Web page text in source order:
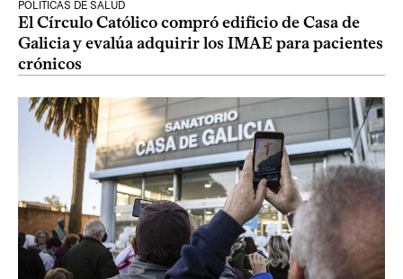
POLÍTICAS DE SALUD
El Círculo Católico compró edificio de Casa de
Galicia y evalúa adquirir los IMAE para pacientes
crónicos